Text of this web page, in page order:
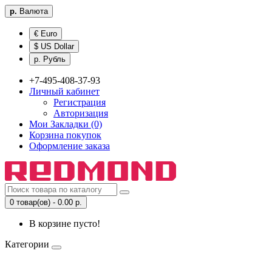
р. Валюта
€ Euro
$ US Dollar
р. Рубль
+7-495-408-37-93
Личный кабинет
Регистрация
Авторизация
Мои Закладки (0)
Корзина покупок
Оформление заказа
0 товар(ов) - 0.00 р.
В корзине пусто!
Категории